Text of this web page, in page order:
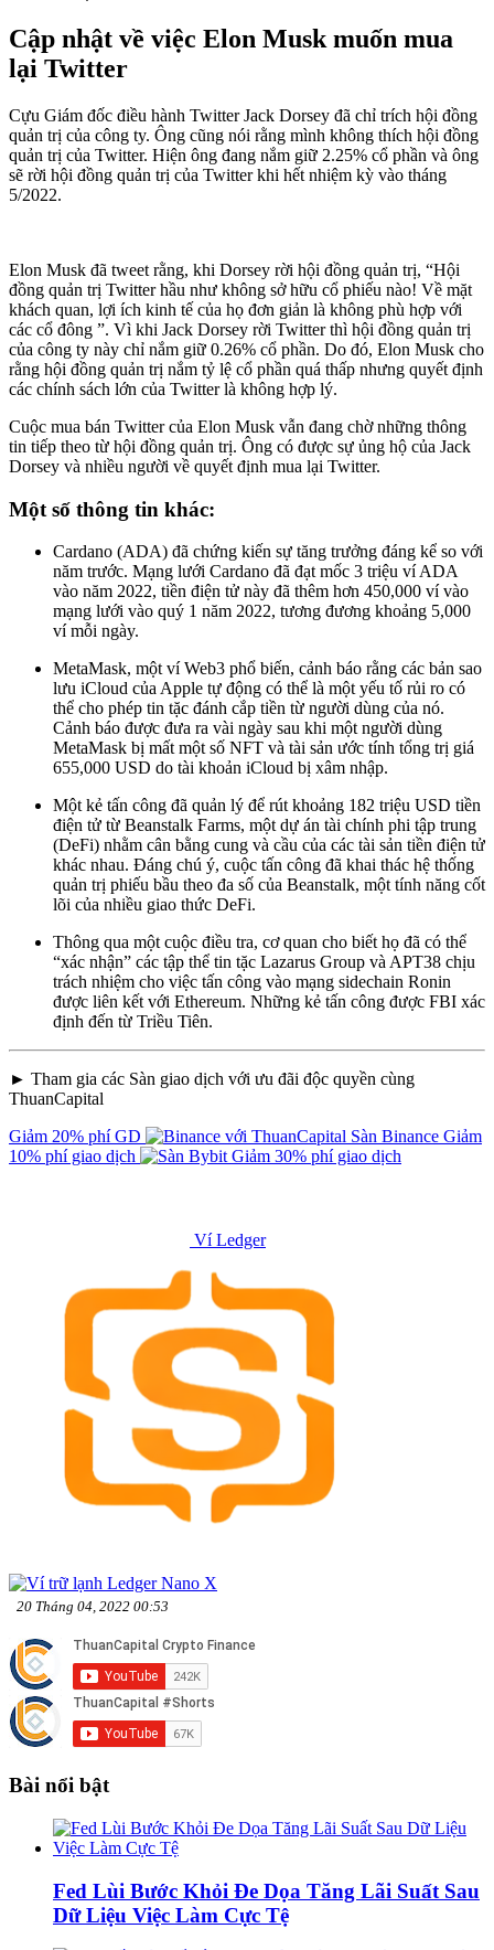
Cập nhật về việc Elon Musk muốn mua
lại Twitter
Cựu Giám đốc điều hành Twitter Jack Dorsey đã chỉ trích hội đồng
quản trị của công ty. Ông cũng nói rằng mình không thích hội đồng
quản trị của Twitter. Hiện ông đang nắm giữ 2.25% cổ phần và ông
sẽ rời hội đồng quản trị của Twitter khi hết nhiệm kỳ vào tháng
5/2022.
Elon Musk đã tweet rằng, khi Dorsey rời hội đồng quản trị, “Hội
đồng quản trị Twitter hầu như không sở hữu cổ phiếu nào! Về mặt
khách quan, lợi ích kinh tế của họ đơn giản là không phù hợp với
các cổ đông ”. Vì khi Jack Dorsey rời Twitter thì hội đồng quản trị
của công ty này chỉ nắm giữ 0.26% cổ phần. Do đó, Elon Musk cho
rằng hội đồng quản trị nắm tỷ lệ cổ phần quá thấp nhưng quyết định
các chính sách lớn của Twitter là không hợp lý.
Cuộc mua bán Twitter của Elon Musk vẫn đang chờ những thông
tin tiếp theo từ hội đồng quản trị. Ông có được sự ủng hộ của Jack
Dorsey và nhiều người về quyết định mua lại Twitter.
Một số thông tin khác:
Cardano (ADA) đã chứng kiến sự tăng trưởng đáng kể so với
năm trước. Mạng lưới Cardano đã đạt mốc 3 triệu ví ADA
vào năm 2022, tiền điện tử này đã thêm hơn 450,000 ví vào
mạng lưới vào quý 1 năm 2022, tương đương khoảng 5,000
ví mỗi ngày.
MetaMask, một ví Web3 phổ biến, cảnh báo rằng các bản sao
lưu iCloud của Apple tự động có thể là một yếu tố rủi ro có
thể cho phép tin tặc đánh cắp tiền từ người dùng của nó.
Cảnh báo được đưa ra vài ngày sau khi một người dùng
MetaMask bị mất một số NFT và tài sản ước tính tổng trị giá
655,000 USD do tài khoản iCloud bị xâm nhập.
Một kẻ tấn công đã quản lý để rút khoảng 182 triệu USD tiền
điện tử từ Beanstalk Farms, một dự án tài chính phi tập trung
(DeFi) nhằm cân bằng cung và cầu của các tài sản tiền điện tử
khác nhau. Đáng chú ý, cuộc tấn công đã khai thác hệ thống
quản trị phiếu bầu theo đa số của Beanstalk, một tính năng cốt
lõi của nhiều giao thức DeFi.
Thông qua một cuộc điều tra, cơ quan cho biết họ đã có thể
“xác nhận” các tập thể tin tặc Lazarus Group và APT38 chịu
trách nhiệm cho việc tấn công vào mạng sidechain Ronin
được liên kết với Ethereum. Những kẻ tấn công được FBI xác
định đến từ Triều Tiên.
► Tham gia các Sàn giao dịch với ưu đãi độc quyền cùng
ThuanCapital
Giảm 20% phí GD
Sàn Binance Giảm
10% phí giao dịch
Giảm 30% phí giao dịch
Ví Ledger
20 Tháng 04, 2022 00:53
Bài nổi bật
Fed Lùi Bước Khỏi Đe Dọa Tăng Lãi Suất Sau
Dữ Liệu Việc Làm Cực Tệ